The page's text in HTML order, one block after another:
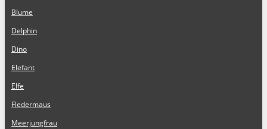
Blume
Delphin
Dino
Elefant
Elfe
Fledermaus
Meerjungfrau